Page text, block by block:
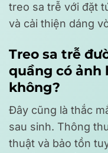
treo sa trễ với đặt
và cải thiện dáng
Treo sa trễ
quầng có ảnh
không?
Đây cũng là thắc
sau sinh. Thông
thuật và bảo tồn